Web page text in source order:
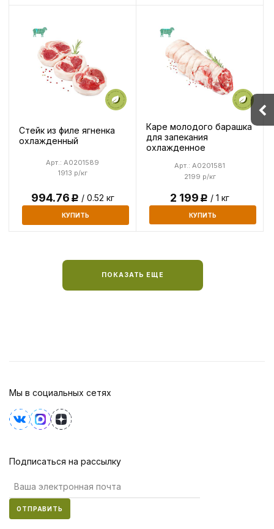
Стейк из филе ягненка
охлажденный
1913 р/кг
Арт.: A0201589
994.76Р / 0.52 кг
КУПИТЬ
Каре молодого барашка
для запекания
охлажденное
2199 р/кг
Арт.: A0201581
2 199Р / 1 кг
КУПИТЬ
ПОКАЗАТЬ ЕЩЕ
Мы в социальных сетях
Подписаться на рассылку
ОТПРАВИТЬ